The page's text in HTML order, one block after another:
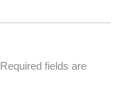
Required fields are